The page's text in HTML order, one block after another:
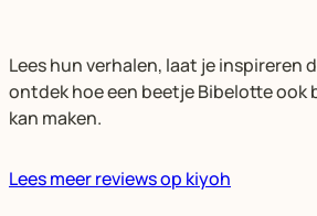
Lees hun verhalen, laat je inspireren
ontdek hoe een beetje Bibelotte ook
kan maken.
Lees meer reviews op kiyoh